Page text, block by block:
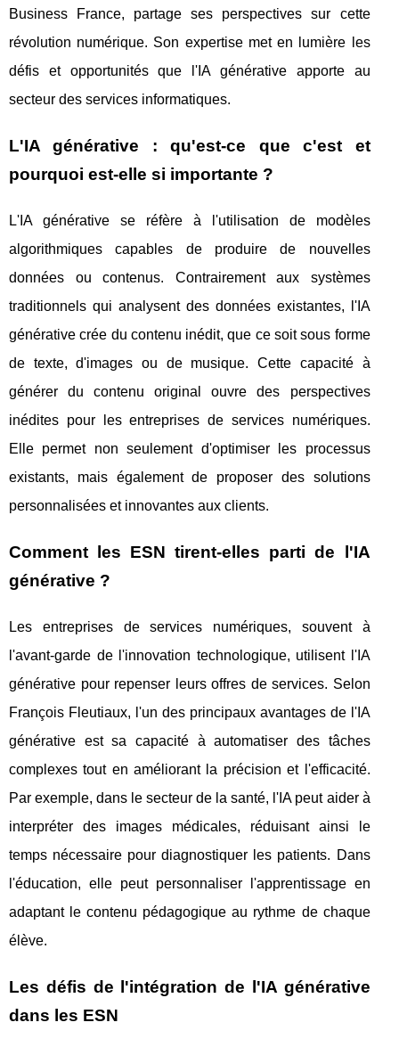
Business France, partage ses perspectives sur cette
révolution numérique. Son expertise met en lumière les
défis et opportunités que l'IA générative apporte au
secteur des services informatiques.
L'IA générative : qu'est-ce que c'est et
pourquoi est-elle si importante ?
L'IA générative se réfère à l'utilisation de modèles
algorithmiques capables de produire de nouvelles
données ou contenus. Contrairement aux systèmes
traditionnels qui analysent des données existantes, l'IA
générative crée du contenu inédit, que ce soit sous forme
de texte, d'images ou de musique. Cette capacité à
générer du contenu original ouvre des perspectives
inédites pour les entreprises de services numériques.
Elle permet non seulement d'optimiser les processus
existants, mais également de proposer des solutions
personnalisées et innovantes aux clients.
Comment les ESN tirent-elles parti de l'IA
générative ?
Les entreprises de services numériques, souvent à
l'avant-garde de l'innovation technologique, utilisent l'IA
générative pour repenser leurs offres de services. Selon
François Fleutiaux, l'un des principaux avantages de l'IA
générative est sa capacité à automatiser des tâches
complexes tout en améliorant la précision et l'efficacité.
Par exemple, dans le secteur de la santé, l'IA peut aider à
interpréter des images médicales, réduisant ainsi le
temps nécessaire pour diagnostiquer les patients. Dans
l'éducation, elle peut personnaliser l'apprentissage en
adaptant le contenu pédagogique au rythme de chaque
élève.
Les défis de l'intégration de l'IA générative
dans les ESN